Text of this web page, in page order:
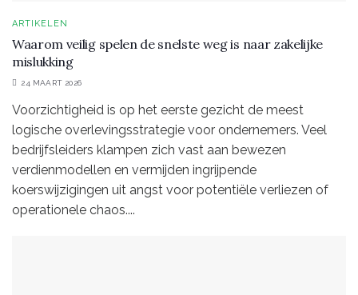
ARTIKELEN
Waarom veilig spelen de snelste weg is naar zakelijke
mislukking
24 MAART 2026
Voorzichtigheid is op het eerste gezicht de meest
logische overlevingsstrategie voor ondernemers. Veel
bedrijfsleiders klampen zich vast aan bewezen
verdienmodellen en vermijden ingrijpende
koerswijzigingen uit angst voor potentiële verliezen of
operationele chaos....